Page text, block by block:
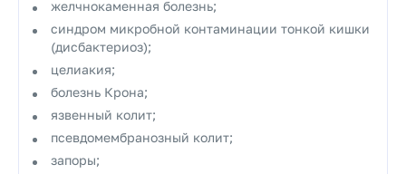
желчнокаменная болезнь;
синдром микробной контаминации тонкой кишки
(дисбактериоз);
целиакия;
болезнь Крона;
язвенный колит;
псевдомембранозный колит;
запоры;